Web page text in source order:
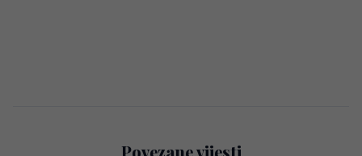
Povezane vijesti